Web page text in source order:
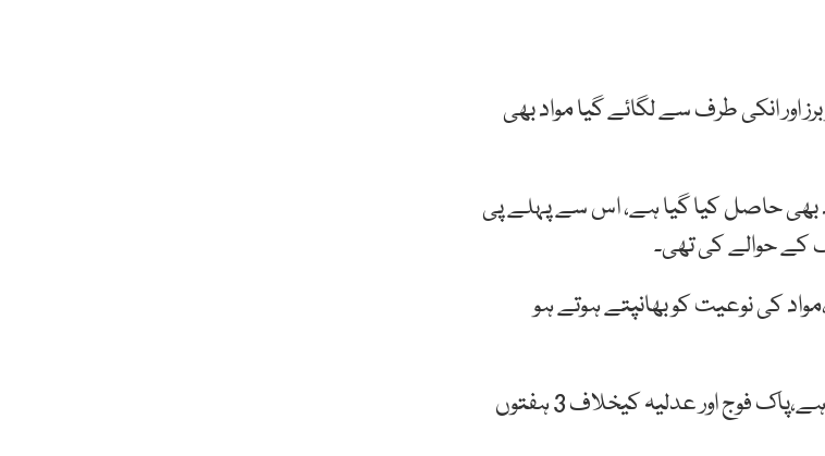
ہے کہ ایف ائی اے سائبر کرائم ونگ نے پی ٹی اے سے 31 یوٹیوبرز اور انکی طرف سے لگائے گیا مواد بھی
حاصل کیا گیا ہے، اس سے پہلے پی
کی نوعیت کو بھانپتے ہوتے ہو
ایف آئی اے لیگل ٹیم ہرزہ سرائی پر مشمتل پوسٹس کا قانونی جائزہ لے رہی ہے،پاک فوج اور عدلیہ کیخلاف 3 ہفتوں